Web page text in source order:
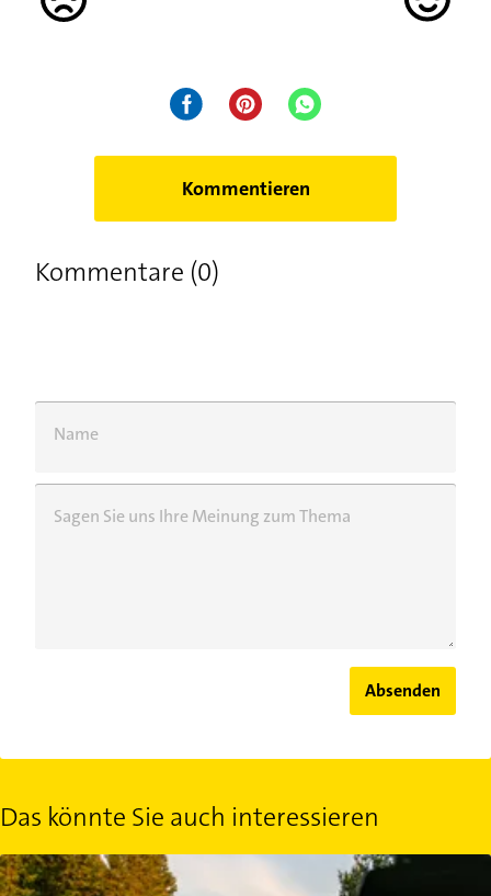
Kommentieren
Kommentare (0)
Name
Sagen Sie uns Ihre Meinung zum Thema
Absenden
Das könnte Sie auch interessieren
Leider falsch: Häufige Rechtsirrtümer im Straßenverkehr